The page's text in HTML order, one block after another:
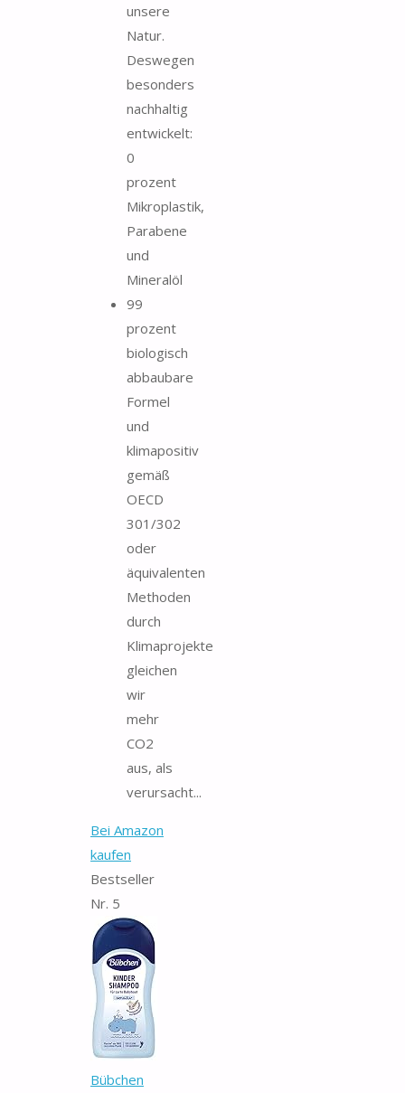
unsere
Natur.
Deswegen
besonders
nachhaltig
entwickelt:
0
prozent
Mikroplastik,
Parabene
und
Mineralöl
99
prozent
biologisch
abbaubare
Formel
und
klimapositiv
gemäß
OECD
301/302
oder
äquivalenten
Methoden
durch
Klimaprojekte
gleichen
wir
mehr
CO2
aus, als
verursacht...
Bei Amazon
kaufen
Bestseller
Nr. 5
Bübchen